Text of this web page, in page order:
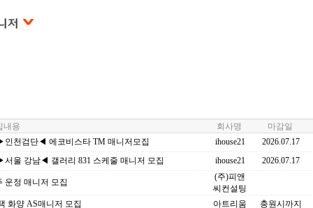
용 회사명
마감일
인천검단◀ 에코비스타 TM 매니저모집
ihouse21
2026.07.17
울 강남◀ 갤러리 831 스케줄 매니저 모집
ihouse21 2026.07.17
운정 매니저 모집
(주)피앤
씨컨설팅
화양 AS매니저 모집
아트리움 충원시까지